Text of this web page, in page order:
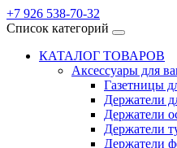
+7 926 538-70-32
Список категорий
КАТАЛОГ ТОВАРОВ
Аксессуары для
Газетницы
Держатели
Держатели
Держатели
Держатели